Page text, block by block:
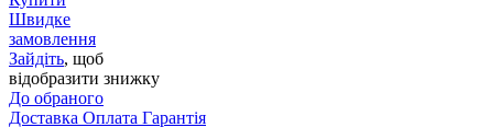
Швидке
замовлення
Зайдіть, щоб
відобразити знижку
До обраного
Доставка Оплата Гарантія